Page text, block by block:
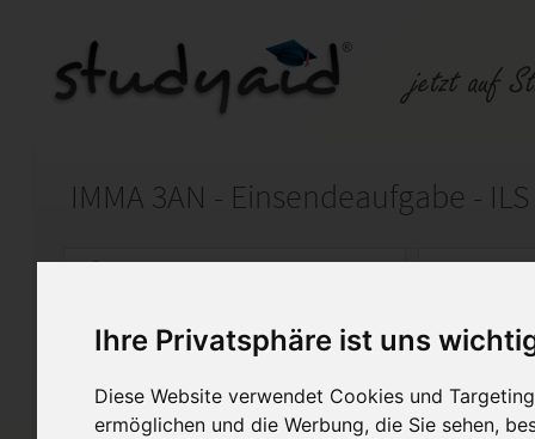
Ihre Privatsphäre ist uns
Diese Website verwendet Cookies und
ermöglichen und die Werbung, die Sie sehen,
IMMA 3AN - Einsendeaufgabe - ILS
Auf StudyAid.de verkaufen
Startseite Sonstiges
Immobilienrecht und